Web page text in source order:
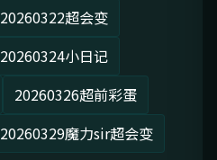
20260322超会变
20260324小日记
20260326超前彩蛋
20260329魔力sir超会变